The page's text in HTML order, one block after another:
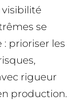
visibilité
se
: prioriser les
rigueur
production.